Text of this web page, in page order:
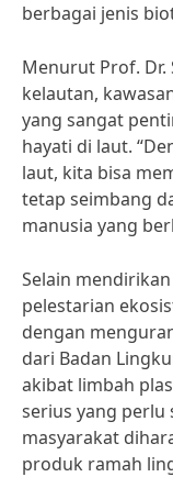
berbagai jenis
Menurut Prof. Dr.
kelautan,
yang sangat
hayati di laut.
laut, kita bisa
tetap seimbang
manusia yang
Selain
pelestarian
dengan
dari Badan
akibat limbah
serius yang perlu
masyarakat
produk ramah